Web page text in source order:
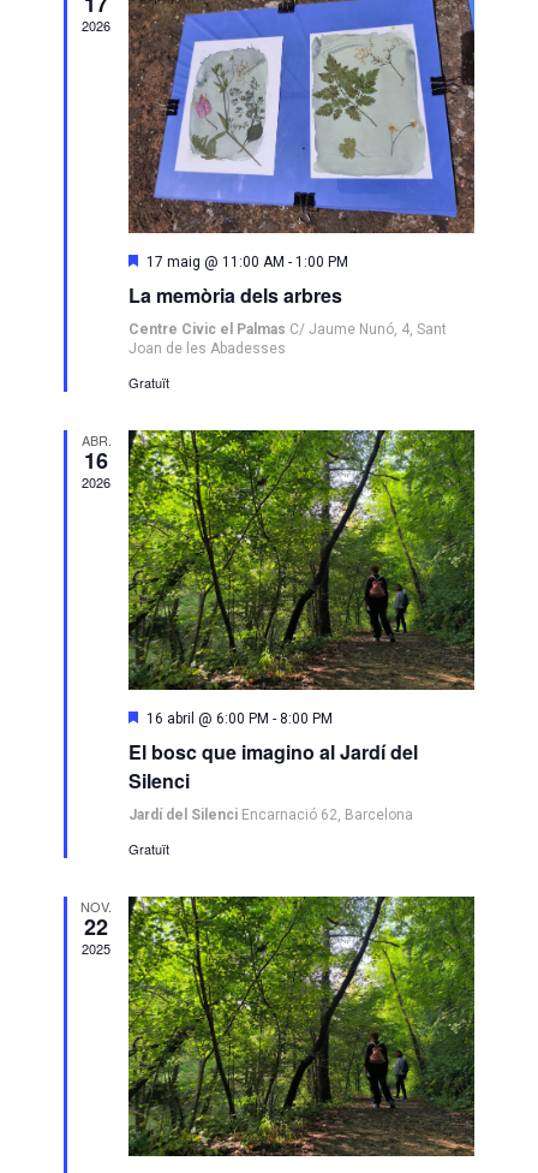
2026
Destacats
17 maig @ 11:00 AM - 1:00 PM
La memòria dels arbres
Centre Civic el Palmas C/ Jaume Nunó, 4, Sant
Joan de les Abadesses
Gratuït
ABR.
16
2026
Destacats
16 abril @ 6:00 PM - 8:00 PM
El bosc que imagino al Jardí del
Silenci
Jardí del Silenci Encarnació 62, Barcelona
Gratuït
NOV.
22
2025